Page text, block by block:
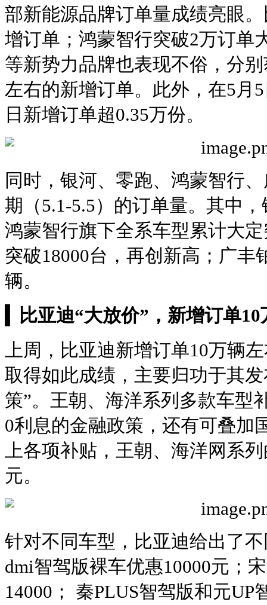
部新能源品牌订单量成绩亮眼
增订单；鸿蒙智行突破2万订单
等新势力品牌也表现不俗，分
左右的新增订单。此外，在5月
日新增订单超0.35万份。
同时，银河、零跑、鸿蒙智行
期（5.1-5.5）的订单量。其中
鸿蒙智行旗下全系车型累计大
突破18000台，再创新高；广丰
辆。
比亚迪“大放价”，新增订单
上周，比亚迪新增订单10万辆
取得如此成绩，主要归功于其
策”。王朝、海洋系列多款车型
0利息的金融政策，还有可叠加
上各项补贴，王朝、海洋网系
元。
针对不同车型，比亚迪给出了
dmi智驾版裸车优惠10000元；
14000； 秦PLUS智驾版和元UP